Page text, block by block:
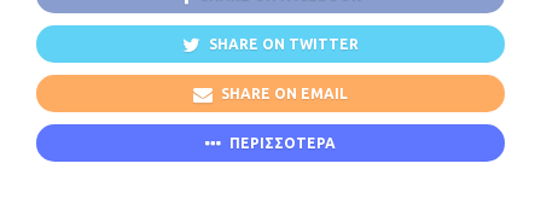
SHARE ON TWITTER
SHARE ON EMAIL
ΠΕΡΙΣΣΟΤΕΡΑ